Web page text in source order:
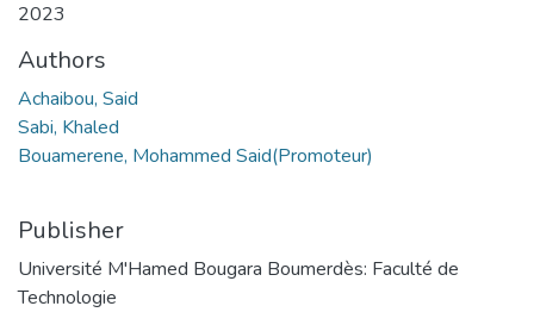
2023
Authors
Achaibou, Said
Sabi, Khaled
Bouamerene, Mohammed Said(Promoteur)
Publisher
Université M'Hamed Bougara Boumerdès: Faculté de
Technologie